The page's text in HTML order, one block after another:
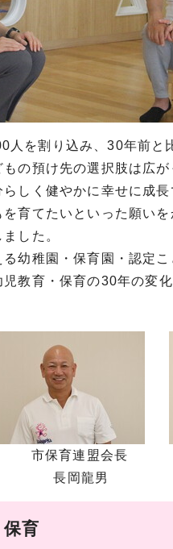
を割り込み、30年前と
の預け先の選択肢は広が
しく健やかに幸せに成
育てたいといった願い
した。
幼稚園・保育園・認定
教育・保育の30年の変
保育連盟会長
岡龍男
育